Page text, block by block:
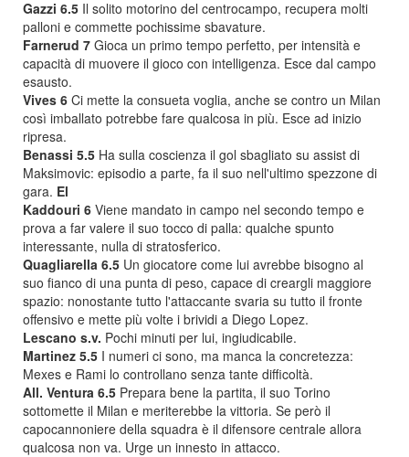
Gazzi 6.5 Il solito motorino del centrocampo, recupera molti
palloni e commette pochissime sbavature.
Farnerud 7 Gioca un primo tempo perfetto, per intensità e
capacità di muovere il gioco con intelligenza. Esce dal campo
esausto.
Vives 6 Ci mette la consueta voglia, anche se contro un Milan
così imballato potrebbe fare qualcosa in più. Esce ad inizio
ripresa.
Benassi 5.5 Ha sulla coscienza il gol sbagliato su assist di
Maksimovic: episodio a parte, fa il suo nell'ultimo spezzone di
gara. El
Kaddouri 6 Viene mandato in campo nel secondo tempo e
prova a far valere il suo tocco di palla: qualche spunto
interessante, nulla di stratosferico.
Quagliarella 6.5 Un giocatore come lui avrebbe bisogno al
suo fianco di una punta di peso, capace di creargli maggiore
spazio: nonostante tutto l'attaccante svaria su tutto il fronte
offensivo e mette più volte i brividi a Diego Lopez.
Lescano s.v. Pochi minuti per lui, ingiudicabile.
Martinez 5.5 I numeri ci sono, ma manca la concretezza:
Mexes e Rami lo controllano senza tante difficoltà.
All. Ventura 6.5 Prepara bene la partita, il suo Torino
sottomette il Milan e meriterebbe la vittoria. Se però il
capocannoniere della squadra è il difensore centrale allora
qualcosa non va. Urge un innesto in attacco.